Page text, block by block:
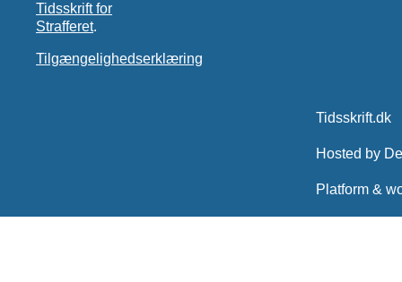
Tidsskrift for
Strafferet.
Tilgængelighedserklæring